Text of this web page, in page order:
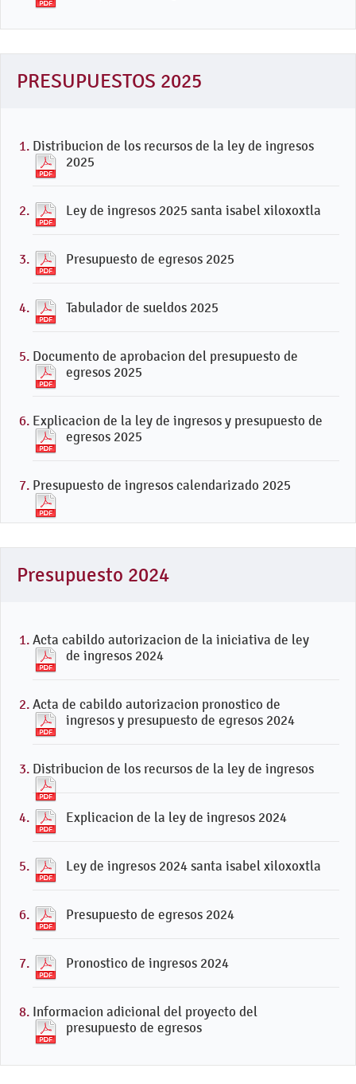
PRESUPUESTOS 2025
Distribucion de los recursos de la ley de ingresos
2025
Ley de ingresos 2025 santa isabel xiloxoxtla
Presupuesto de egresos 2025
Tabulador de sueldos 2025
Documento de aprobacion del presupuesto de
egresos 2025
Explicacion de la ley de ingresos y presupuesto de
egresos 2025
Presupuesto de ingresos calendarizado 2025
Presupuesto 2024
Acta cabildo autorizacion de la iniciativa de ley
de ingresos 2024
Acta de cabildo autorizacion pronostico de
ingresos y presupuesto de egresos 2024
Distribucion de los recursos de la ley de ingresos
Explicacion de la ley de ingresos 2024
Ley de ingresos 2024 santa isabel xiloxoxtla
Presupuesto de egresos 2024
Pronostico de ingresos 2024
Informacion adicional del proyecto del
presupuesto de egresos